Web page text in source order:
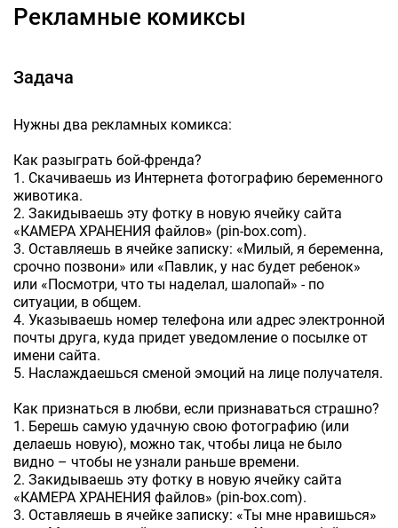
Рекламные комиксы
Задача
Нужны два рекламных комикса:
Как разыграть бой-френда?
1. Скачиваешь из Интернета фотографию беременного
животика.
2. Закидываешь эту фотку в новую ячейку сайта
«КАМЕРА ХРАНЕНИЯ файлов» (pin-box.com).
3. Оставляешь в ячейке записку: «Милый, я беременна,
срочно позвони» или «Павлик, у нас будет ребенок»
или «Посмотри, что ты наделал, шалопай» - по
ситуации, в общем.
4. Указываешь номер телефона или адрес электронной
почты друга, куда придет уведомление о посылке от
имени сайта.
5. Наслаждаешься сменой эмоций на лице получателя.
Как признаться в любви, если признаваться страшно?
1. Берешь самую удачную свою фотографию (или
делаешь новую), можно так, чтобы лица не было
видно – чтобы не узнали раньше времени.
2. Закидываешь эту фотку в новую ячейку сайта
«КАМЕРА ХРАНЕНИЯ файлов» (pin-box.com).
3. Оставляешь в ячейке записку: «Ты мне нравишься»